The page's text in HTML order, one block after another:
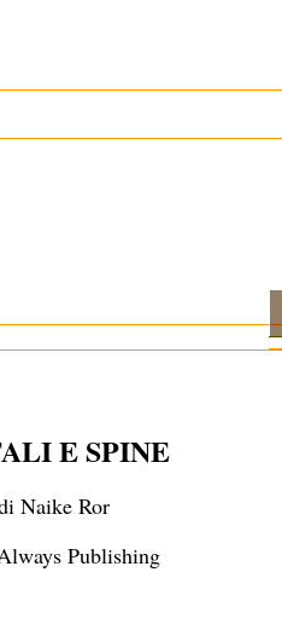
E SPINE
Naike Ror
Publishing